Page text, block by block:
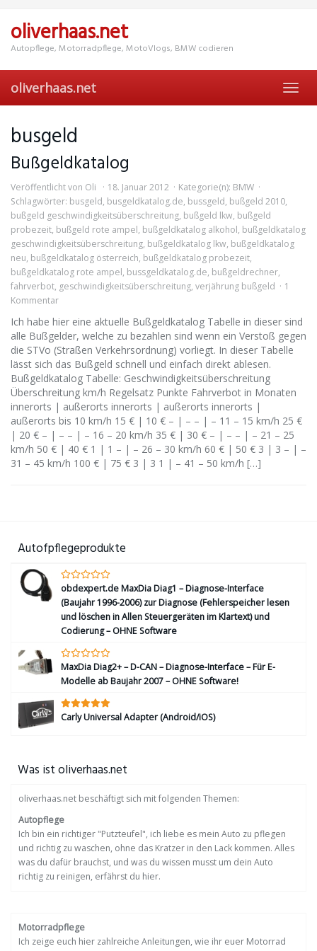
main
content
oliverhaas.net
Autopflege, Motorradpflege, MotoVlogs, BMW codieren
oliverhaas.net
busgeld
Bußgeldkatalog
Veröffentlicht von Oli 18. Januar 2012 Kategorie(n): BMW
Schlagwörter: busgeld, busgeldkatalog.de, bussgeld, bußgeld 2010,
bußgeld geschwindigkeitsüberschreitung, bußgeld lkw, bußgeld
probezeit, bußgeld rote ampel, bußgeldkatalog alkohol, bußgeldkatalog
geschwindigkeitsüberschreitung, bußgeldkatalog lkw, bußgeldkatalog
neu, bußgeldkatalog österreich, bußgeldkatalog probezeit,
bußgeldkatalog rote ampel, bussgeldkatalog.de, bußgeldrechner,
fahrverbot, geschwindigkeitsüberschreitung, verjährung bußgeld
1
Kommentar
Ich habe hier eine aktuelle Bußgeldkatalog Tabelle in dieser sind
alle Bußgelder, welche zu bezahlen sind wenn ein Verstoß gegen
die STVo (Straßen Verkehrsordnung) vorliegt. In dieser Tabelle
lässt sich das Bußgeld schnell und einfach direkt ablesen.
Bußgeldkatalog Tabelle: Geschwindigkeitsüberschreitung
Überschreitung km/h Regelsatz Punkte Fahrverbot in Monaten
innerorts | außerorts innerorts | außerorts innerorts |
außerorts bis 10 km/h 15 € | 10 € – | – – | – 11 – 15 km/h 25 €
| 20 € – | – – | – 16 – 20 km/h 35 € | 30 € – | – – | – 21 – 25
km/h 50 € | 40 € 1 | 1 – | – 26 – 30 km/h 60 € | 50 € 3 | 3 – | –
31 – 45 km/h 100 € | 75 € 3 | 3 1 | – 41 – 50 km/h […]
Autofpflegeprodukte
obdexpert.de MaxDia Diag1 – Diagnose-Interface
(Baujahr 1996-2006) zur Diagnose (Fehlerspeicher lesen
und löschen in Allen Steuergeräten im Klartext) und
Codierung – OHNE Software
MaxDia Diag2+ – D-CAN – Diagnose-Interface – Für E-
Modelle ab Baujahr 2007 – OHNE Software!
Carly Universal Adapter (Android/iOS)
Was ist oliverhaas.net
oliverhaas.net beschäftigt sich mit folgenden Themen:
Autopflege
Ich bin ein richtiger "Putzteufel", ich liebe es mein Auto zu pflegen
und richtig zu waschen, ohne das Kratzer in den Lack kommen. Alles
was du dafür brauchst, und was du wissen musst um dein Auto
richtig zu reinigen, erfährst du hier.
Motorradpflege
Ich zeige euch hier zahlreiche Anleitungen, wie ihr euer Motorrad